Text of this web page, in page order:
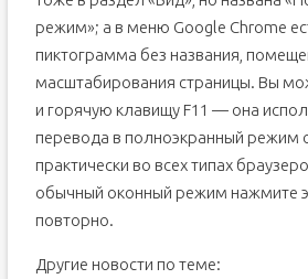
режим»; а в меню Google Chrome
пиктограмма без названия,
масштабирования страницы. Вы
и горячую клавищу F11 — она
перевода в полноэкранный режим
практически во всех типах
обычный оконный режим нажмите
повторно.
Другие новости по теме: